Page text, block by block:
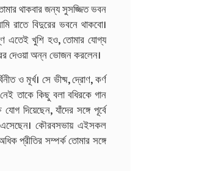
থাকবার জন্য সুসজ্জিত ভবন
বিদুরের ভবনে থাকবো।
এতেই খুশি হও, তোমার যোগ্য
দেওয়া অন্ন ভোজন করলেন।
ও মূর্খ। সে ভীষ্ম, দ্রোণ, কর্ণ
তাকে কিছু বলা বধিরকে গান
দিয়েছেন, যাঁদের সঙ্গে পূর্বে
কৌরবসভায় এইসকল
প্রীতির সম্পর্ক তোমার সঙ্গে